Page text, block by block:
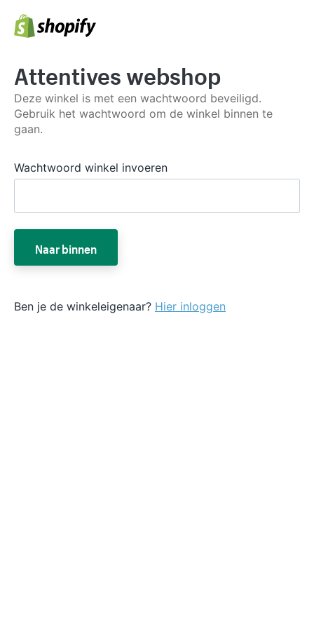
Attentives webshop
Deze winkel is met een wachtwoord beveiligd.
Gebruik het wachtwoord om de winkel binnen te
gaan.
Wachtwoord winkel invoeren
Naar binnen
Ben je de winkeleigenaar? Hier inloggen